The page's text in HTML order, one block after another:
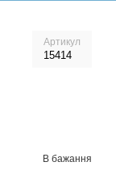
Артикул
15414
В бажання